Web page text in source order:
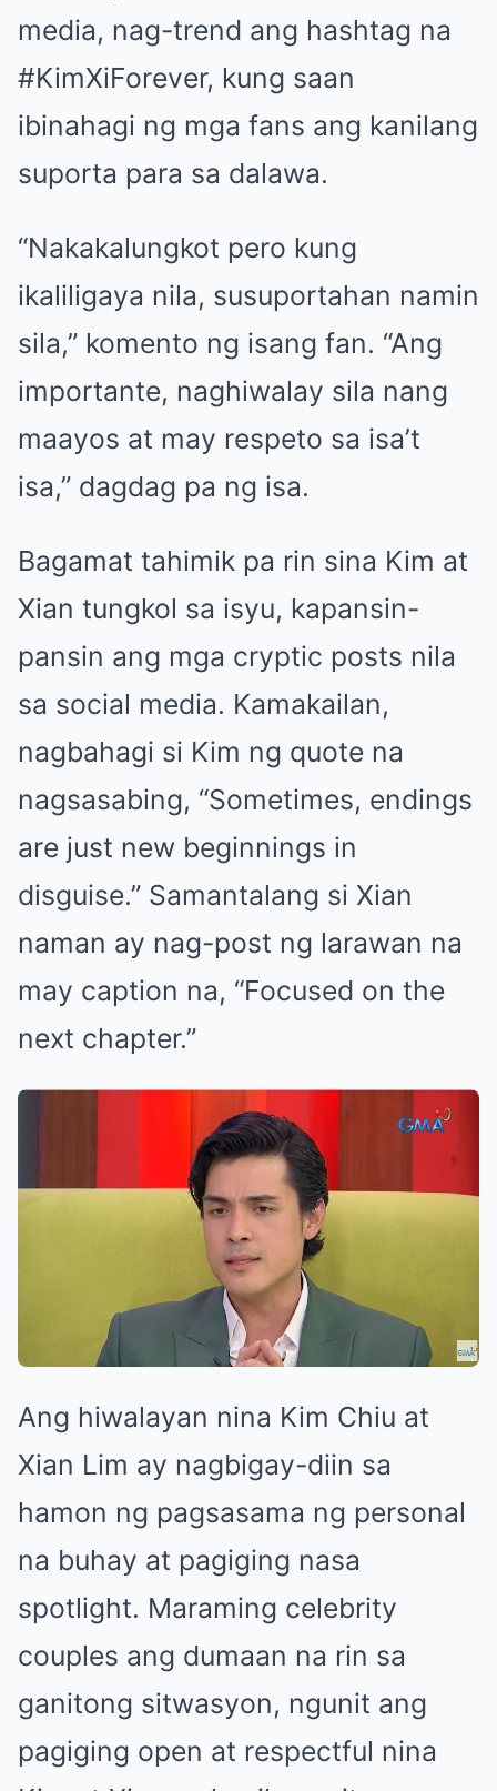
media, nag-trend ang hashtag na
#KimXiForever, kung saan
ibinahagi ng mga fans ang kanilang
suporta para sa dalawa.
“Nakakalungkot pero kung
ikaliligaya nila, susuportahan namin
sila,” komento ng isang fan. “Ang
importante, naghiwalay sila nang
maayos at may respeto sa isa’t
isa,” dagdag pa ng isa.
Bagamat tahimik pa rin sina Kim at
Xian tungkol sa isyu, kapansin-
pansin ang mga cryptic posts nila
sa social media. Kamakailan,
nagbahagi si Kim ng quote na
nagsasabing, “Sometimes, endings
are just new beginnings in
disguise.” Samantalang si Xian
naman ay nag-post ng larawan na
may caption na, “Focused on the
next chapter.”
Ang hiwalayan nina Kim Chiu at
Xian Lim ay nagbigay-diin sa
hamon ng pagsasama ng personal
na buhay at pagiging nasa
spotlight. Maraming celebrity
couples ang dumaan na rin sa
ganitong sitwasyon, ngunit ang
pagiging open at respectful nina